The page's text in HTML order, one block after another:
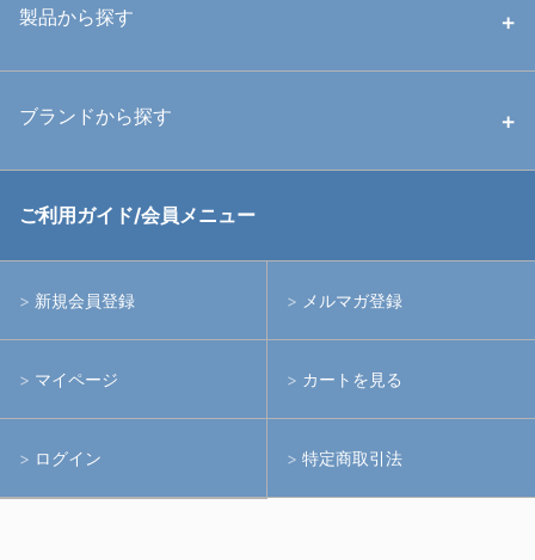
中古ハウジング
中古アームシステム
製品から探す
ハウジング
ライト
アームシステム
アクションカメラ(GoPro等)
水中用品
ブランドから探す
RGBlue
イノン
ご利用ガイド/会員メニュー
新規会員登録 メルマガ登録
マイページ カートを見る
ログイン 特定商取引法